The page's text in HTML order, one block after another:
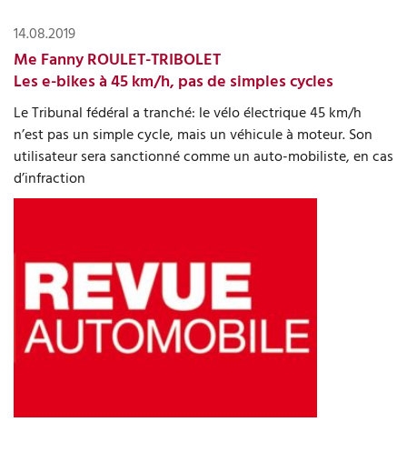
14.08.2019
Me Fanny ROULET-TRIBOLET
Les e-bikes à 45 km/h, pas de simples cycles
Le Tribunal fédéral a tranché: le vélo électrique 45 km/h
n’est pas un simple cycle, mais un véhicule à moteur. Son
utilisateur sera sanctionné comme un auto-mobiliste, en cas
d’infraction